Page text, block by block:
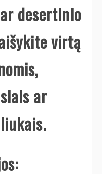
desertinio
virtą
ar